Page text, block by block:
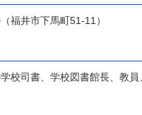
福井市下馬町51-11）
校司書、学校図書館長、教